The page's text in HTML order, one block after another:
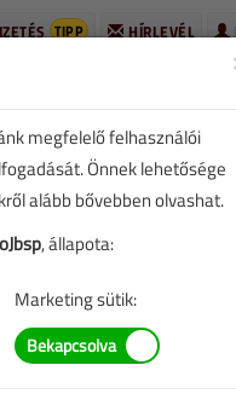
HÍRLEVÉL
TIPP
Ez a cikk a VGF&HKL 2025.
jelent meg. Töltse le a
megfelelő felhasználói
Önnek lehetősége
alább bővebben olvashat.
, állapota:
Marketing sütik: